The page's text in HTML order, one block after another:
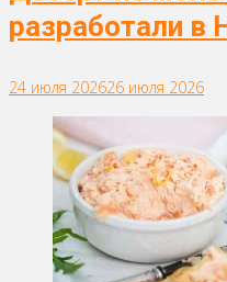
разработали в
24 июля 202626 июля 2026